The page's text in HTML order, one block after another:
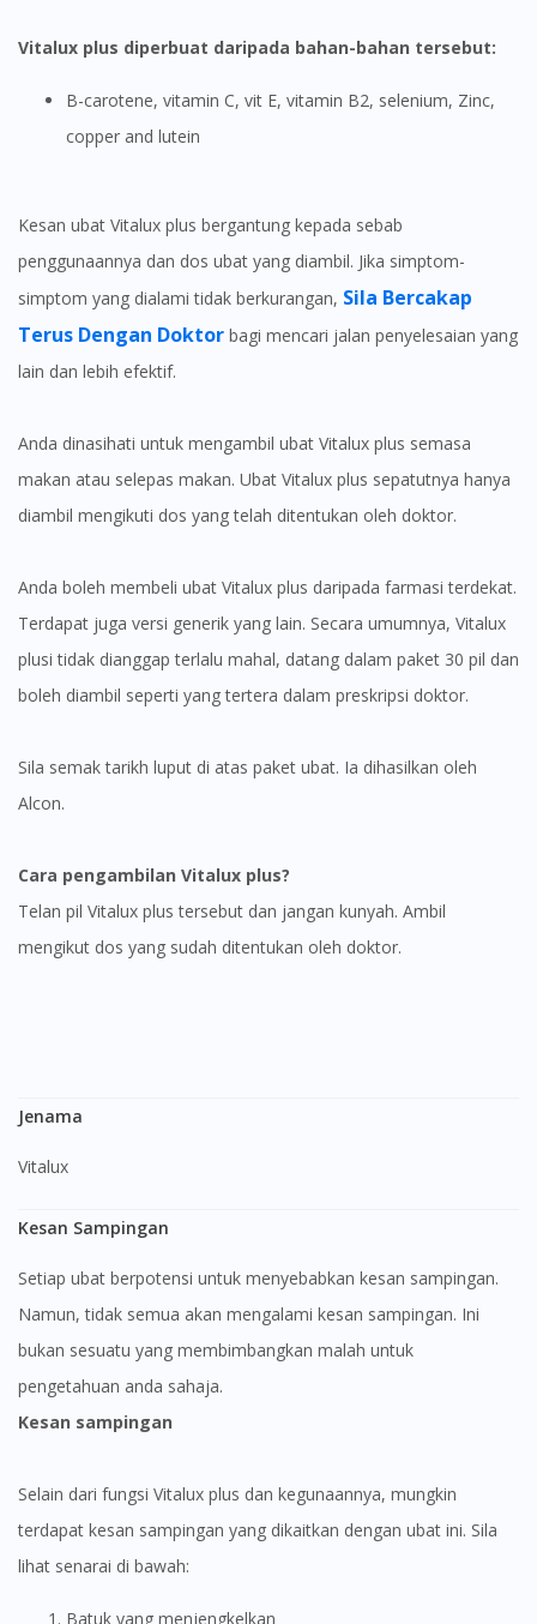
Vitalux plus diperbuat daripada bahan-bahan tersebut:
β-carotene, vitamin C, vit E, vitamin B2, selenium, Zinc,
copper and lutein
Kesan ubat Vitalux plus bergantung kepada sebab
penggunaannya dan dos ubat yang diambil. Jika simptom-
simptom yang dialami tidak berkurangan, Sila Bercakap
Terus Dengan Doktor bagi mencari jalan penyelesaian yang
lain dan lebih efektif.
Anda dinasihati untuk mengambil ubat Vitalux plus semasa
makan atau selepas makan. Ubat Vitalux plus sepatutnya hanya
diambil mengikuti dos yang telah ditentukan oleh doktor.
Anda boleh membeli ubat Vitalux plus daripada farmasi terdekat.
Terdapat juga versi generik yang lain. Secara umumnya, Vitalux
plusi tidak dianggap terlalu mahal, datang dalam paket 30 pil dan
boleh diambil seperti yang tertera dalam preskripsi doktor.
Sila semak tarikh luput di atas paket ubat. Ia dihasilkan oleh
Alcon.
Cara pengambilan Vitalux plus?
Telan pil Vitalux plus tersebut dan jangan kunyah. Ambil
mengikut dos yang sudah ditentukan oleh doktor.
Jenama
Vitalux
Kesan Sampingan
Setiap ubat berpotensi untuk menyebabkan kesan sampingan.
Namun, tidak semua akan mengalami kesan sampingan. Ini
bukan sesuatu yang membimbangkan malah untuk
pengetahuan anda sahaja.
Kesan sampingan
Selain dari fungsi Vitalux plus dan kegunaannya, mungkin
terdapat kesan sampingan yang dikaitkan dengan ubat ini. Sila
lihat senarai di bawah:
Batuk yang menjengkelkan